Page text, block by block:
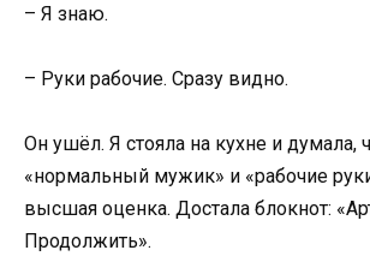
– Я знаю.
– Руки рабочие. Сразу видно.
Он ушёл. Я стояла на кухне и думала,
«нормальный мужик» и «рабочие
высшая оценка. Достала блокнот:
Продолжить».